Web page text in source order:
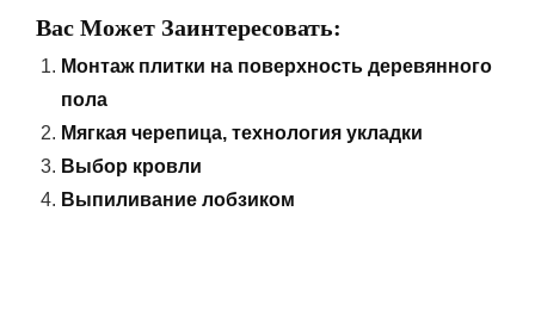
Вас Может Заинтересовать:
Монтаж плитки на поверхность деревянного
пола
Мягкая черепица, технология укладки
Выбор кровли
Выпиливание лобзиком